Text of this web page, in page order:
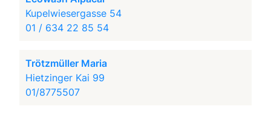
Kupelwiesergasse 54
01 / 634 22 85 54
Trötzmüller Maria
Hietzinger Kai 99
01/8775507